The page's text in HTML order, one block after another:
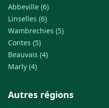
Abbeville (6)
Linselles (6)
Wambrechies (5)
Contes (5)
Beauvais (4)
Marly (4)
Autres régions